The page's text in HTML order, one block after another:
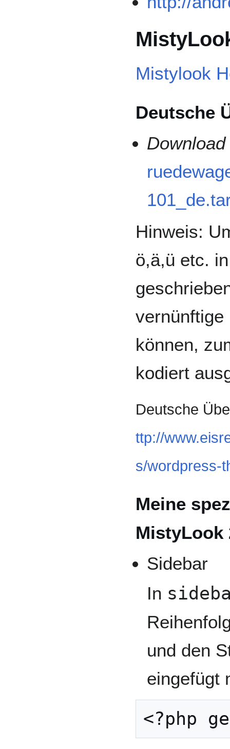
Mistylook
Deutsche
Hinweis:
ö,ä,ü etc.
vernünftige
können,
kodiert
Deutsche
ttp://
s/wordpress-
Meine
MistyLook
Sidebar
In
und den
eingefügt